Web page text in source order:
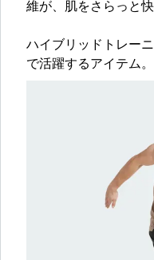
維が、肌をさらっと快
ハイブリッドトレー
で活躍するアイテム。